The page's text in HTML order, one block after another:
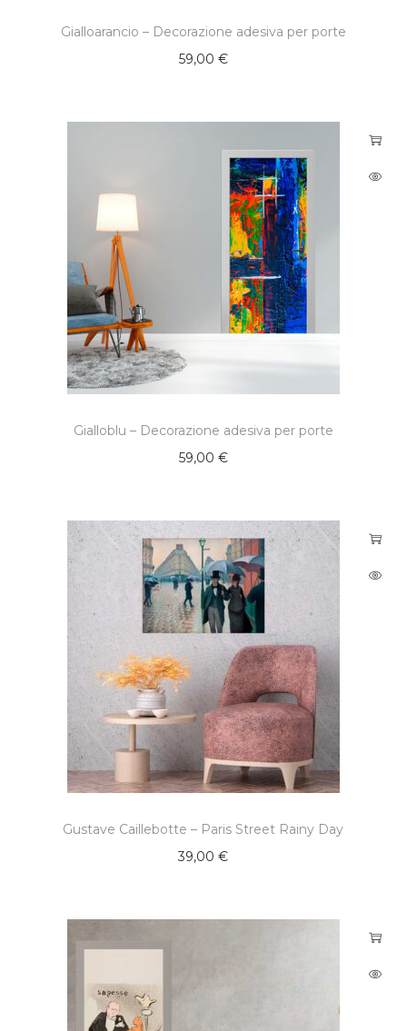
Gialloarancio – Decorazione adesiva per porte
59,00 €
Gialloblu – Decorazione adesiva per porte
59,00 €
Gustave Caillebotte – Paris Street Rainy Day
39,00€